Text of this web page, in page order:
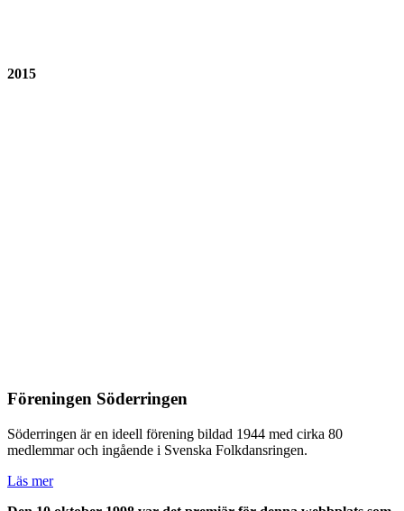
2015
Föreningen Söderringen
Söderringen är en ideell förening bildad 1944 med cirka 80
medlemmar och ingående i Svenska Folkdansringen.
Läs mer